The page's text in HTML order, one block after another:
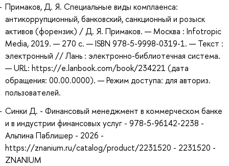
Примаков, Д. Я. Специальные виды комплаенса:
антикоррупционный, банковский, санкционный и розыск
активов (форензик) / Д. Я. Примаков. — Москва : Infotropic
Media, 2019. — 270 с. — ISBN 978-5-9998-0319-1. — Текст :
электронный // Лань : электронно-библиотечная система.
— URL: https://e.lanbook.com/book/234221 (дата
обращения: 00.00.0000). — Режим доступа: для авториз.
пользователей.
Синки Д. - Финансовый менеджмент в коммерческом банке
и в индустрии финансовых услуг - 978-5-96142-2238 -
Альпина Паблишер - 2026 -
https://znanium.ru/catalog/product/2231520 - 2231520 -
ZNANIUM